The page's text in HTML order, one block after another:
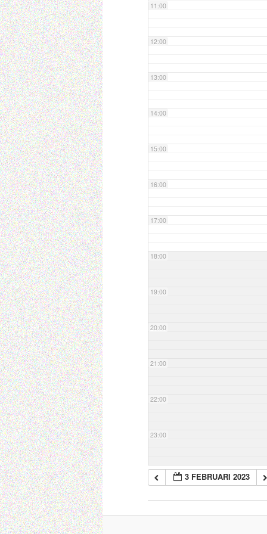
11:00
12:00
13:00
14:00
15:00
16:00
17:00
18:00
19:00
20:00
21:00
22:00
23:00
3 FEBRUARI 2023